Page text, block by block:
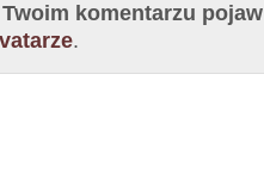
komentarzu
.